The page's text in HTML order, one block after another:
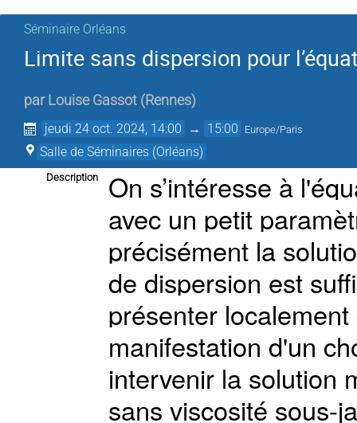
Séminaire Orléans
Limite sans dispersion pour
par Louise Gassot (Rennes)
jeudi 24 oct. 2024, 14:00 → 15:00 Europe/Paris
Salle de Séminaires (Orléans)
Description
On s’intéresse à
avec un petit
précisément la
de dispersion est
présenter
manifestation d'un
intervenir la solution
sans viscosité sous-